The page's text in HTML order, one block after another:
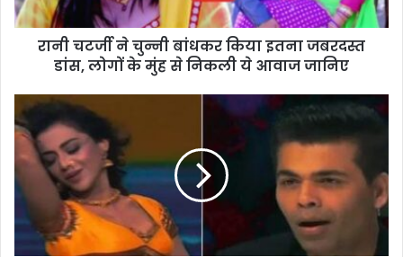
रानी चटर्जी ने चुन्नी बांधकर किया इतना जबरदस्त
डांस, लोगों के मुंह से निकली ये आवाज जानिए